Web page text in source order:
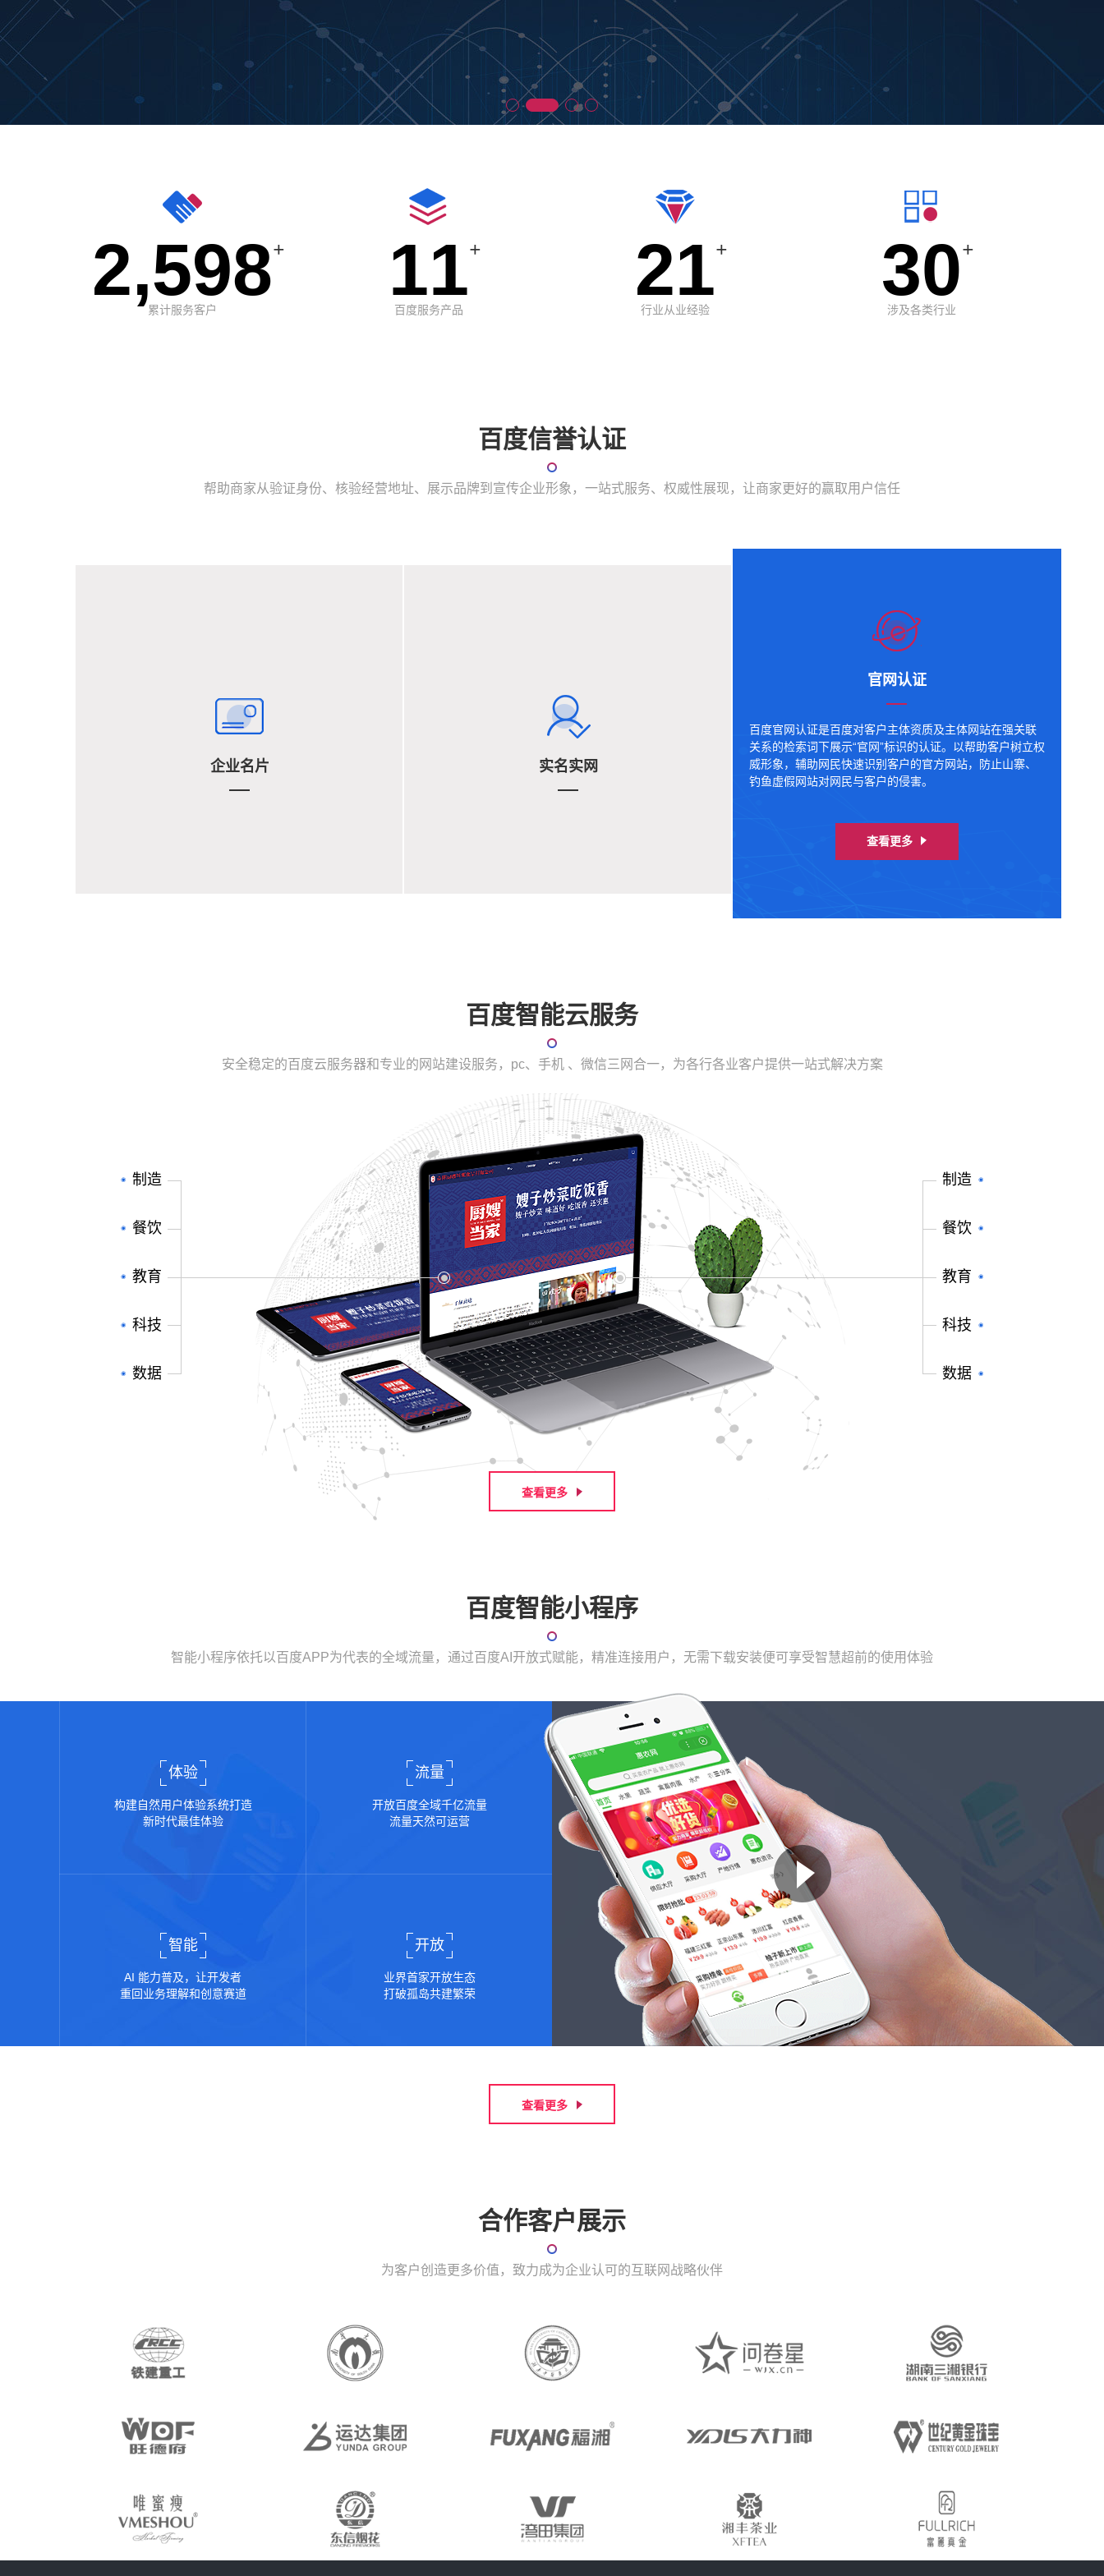
2,598+
累计服务客户 11+
百度服务产品 21+
行业从业经验 30+
涉及各类行业
百度信誉认证
帮助商家从验证身份、核验经营地址、展示品牌到宣传企业形象，一站式服务、权威性展现，让商家更好的赢取用户信任
企业名片 实名实网
官网认证
百度官网认证是百度对客户主体资质及主体网站在强关联
关系的检索词下展示“官网”标识的认证。以帮助客户树立权
威形象，辅助网民快速识别客户的官方网站，防止山寨、
钓鱼虚假网站对网民与客户的侵害。
查看更多
百度智能云服务
安全稳定的百度云服务器和专业的网站建设服务，pc、手机 、微信三网合一，为各行各业客户提供一站式解决方案
制造
餐饮
教育
科技
数据
制造
餐饮
教育
科技
数据
查看更多
百度智能小程序
智能小程序依托以百度APP为代表的全域流量，通过百度AI开放式赋能，精准连接用户，无需下载安装便可享受智慧超前的使用体验
体验
构建自然用户体验系统打造
新时代最佳体验
流量
开放百度全域千亿流量
流量天然可运营
智能
AI 能力普及，让开发者
重回业务理解和创意赛道
开放
业界首家开放生态
打破孤岛共建繁荣
查看更多
合作客户展示
为客户创造更多价值，致力成为企业认可的互联网战略伙伴